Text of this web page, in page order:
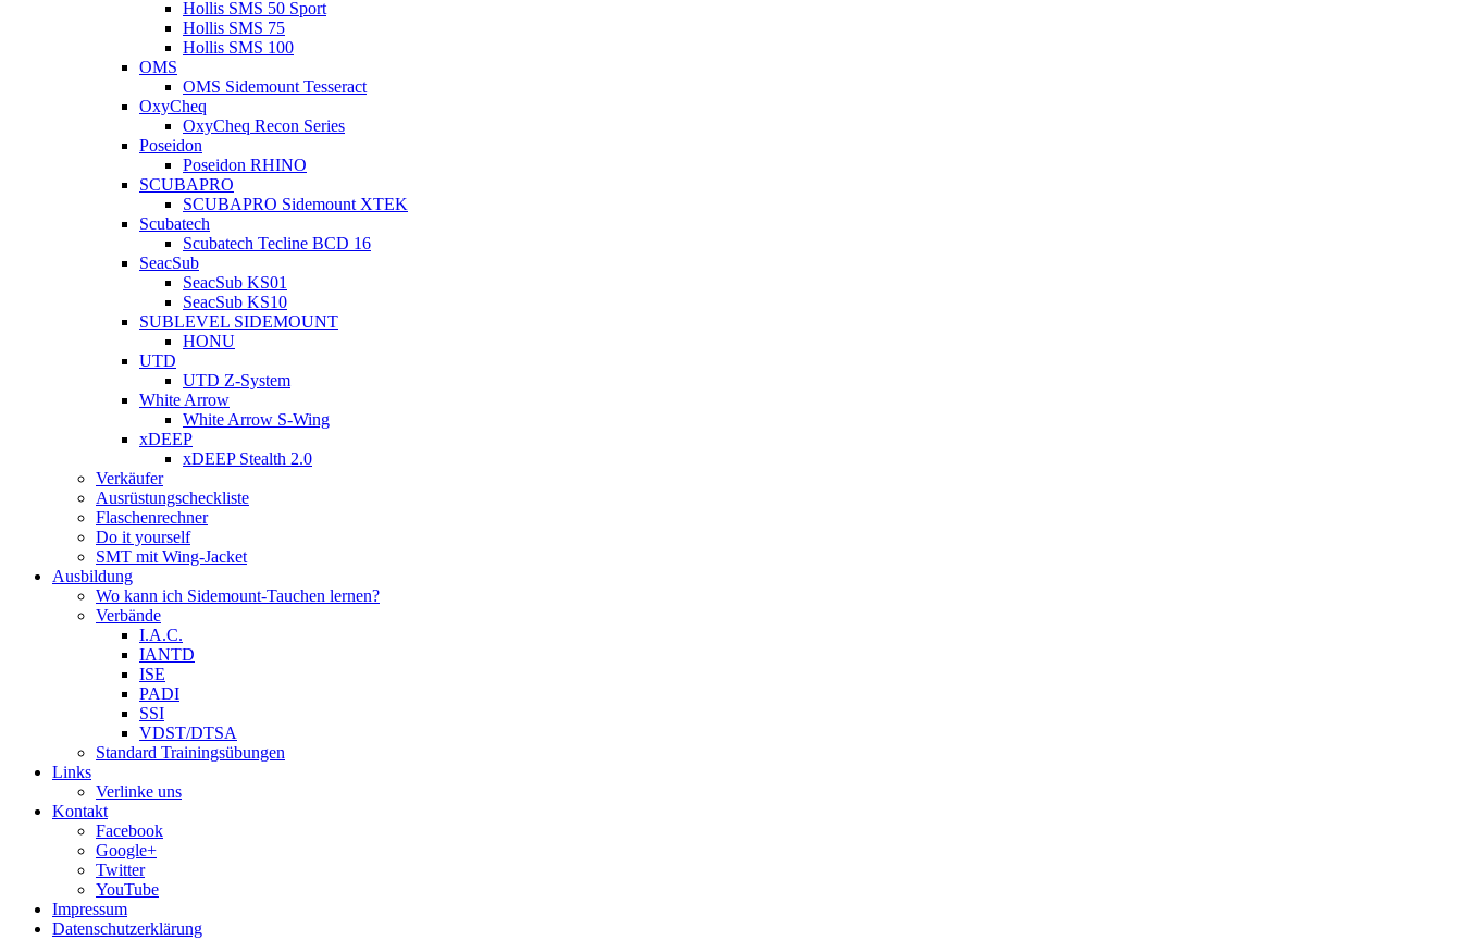
Hollis SMS 50 Sport
Hollis SMS 75
Hollis SMS 100
OMS
OMS Sidemount Tesseract
OxyCheq
OxyCheq Recon Series
Poseidon
Poseidon RHINO
SCUBAPRO
SCUBAPRO Sidemount XTEK
Scubatech
Scubatech Tecline BCD 16
SeacSub
SeacSub KS01
SeacSub KS10
SUBLEVEL SIDEMOUNT
HONU
UTD
UTD Z-System
White Arrow
White Arrow S-Wing
xDEEP
xDEEP Stealth 2.0
Verkäufer
Ausrüstungscheckliste
Flaschenrechner
Do it yourself
SMT mit Wing-Jacket
Ausbildung
Wo kann ich Sidemount-Tauchen lernen?
Verbände
I.A.C.
IANTD
ISE
PADI
SSI
VDST/DTSA
Standard Trainingsübungen
Links
Verlinke uns
Kontakt
Facebook
Google+
Twitter
YouTube
Impressum
Datenschutzerklärung